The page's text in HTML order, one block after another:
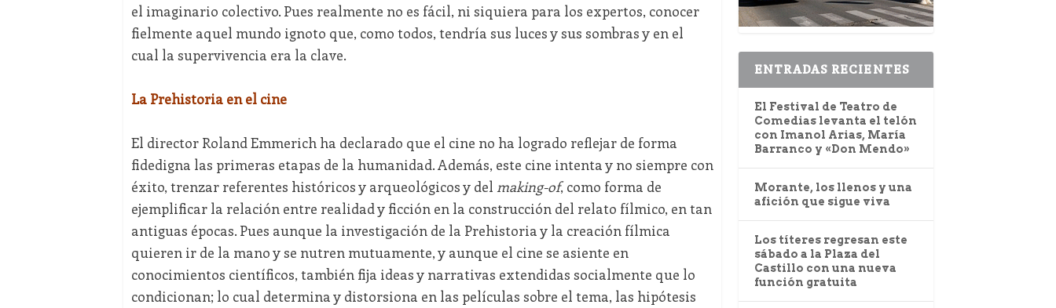
el imaginario colectivo. Pues realmente no es fácil, ni siquiera para los expertos, conocer
fielmente aquel mundo ignoto que, como todos, tendría sus luces y sus sombras y en el
cual la supervivencia era la clave.
La Prehistoria en el cine
El director Roland Emmerich ha declarado que el cine no ha logrado reflejar de forma
fidedigna las primeras etapas de la humanidad. Además, este cine intenta y no siempre con
éxito, trenzar referentes históricos y arqueológicos y del making-of, como forma de
ejemplificar la relación entre realidad y ficción en la construcción del relato fílmico, en tan
antiguas épocas. Pues aunque la investigación de la Prehistoria y la creación fílmica
quieren ir de la mano y se nutren mutuamente, y aunque el cine se asiente en
conocimientos científicos, también fija ideas y narrativas extendidas socialmente que lo
condicionan; lo cual determina y distorsiona en las películas sobre el tema, las hipótesis
ENTRADAS RECIENTES
El Festival de Teatro de
Comedias levanta el telón
con Imanol Arias, María
Barranco y «Don Mendo»
Morante, los llenos y una
afición que sigue viva
Los títeres regresan este
sábado a la Plaza del
Castillo con una nueva
función gratuita